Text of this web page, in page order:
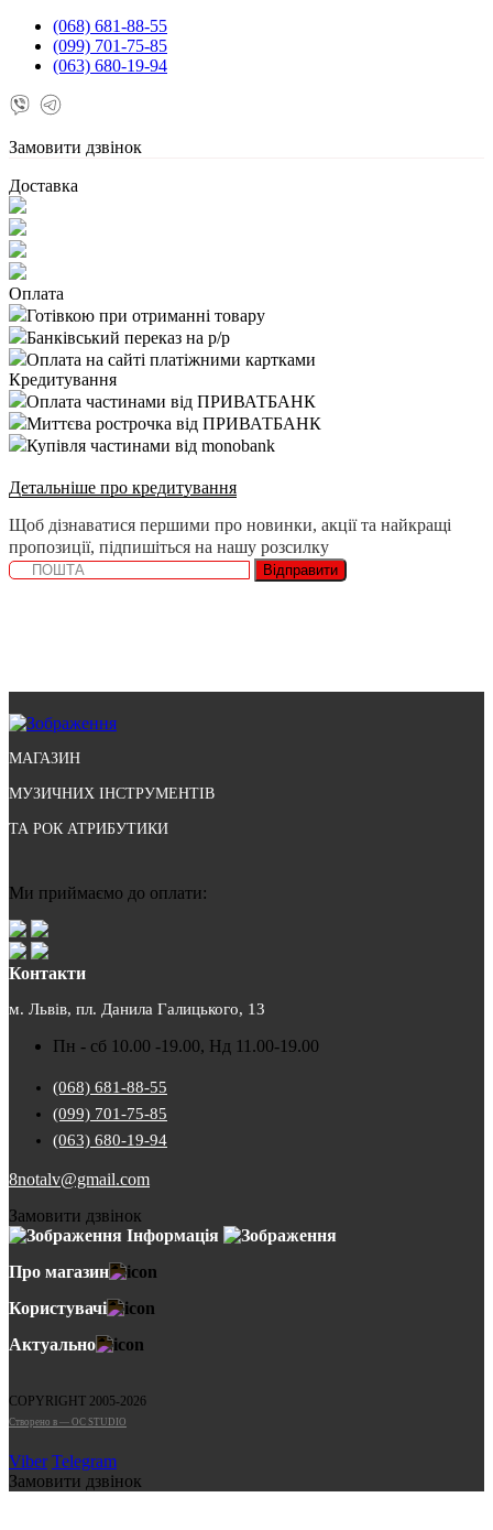
(068) 681-88-55
(099) 701-75-85
(063) 680-19-94
Замовити дзвінок
Доставка
Оплата
Готівкою при отриманні товару
Банківський переказ на р/р
Оплата на сайті платіжними картками
Кредитування
Оплата частинами від ПРИВАТБАНК
Миттєва рострочка від ПРИВАТБАНК
Купівля частинами від monobank
Детальніше про кредитування
Щоб дізнаватися першими про новинки, акції та найкращі
пропозиції, підпишіться на нашу розсилку
Відправити
МАГАЗИН
МУЗИЧНИХ ІНСТРУМЕНТІВ
ТА РОК АТРИБУТИКИ
Ми приймаємо до оплати:
Контакти
м. Львів, пл. Данила Галицького, 13
Пн - сб 10.00 -19.00, Нд 11.00-19.00
(068) 681-88-55
(099) 701-75-85
(063) 680-19-94
8notalv@gmail.com
Замовити дзвінок
Інформація
Про магазин
Користувачі
Актуально
COPYRIGHT 2005-2026
Cтворено в — OC STUDIO
Viber Telegram
Замовити дзвінок